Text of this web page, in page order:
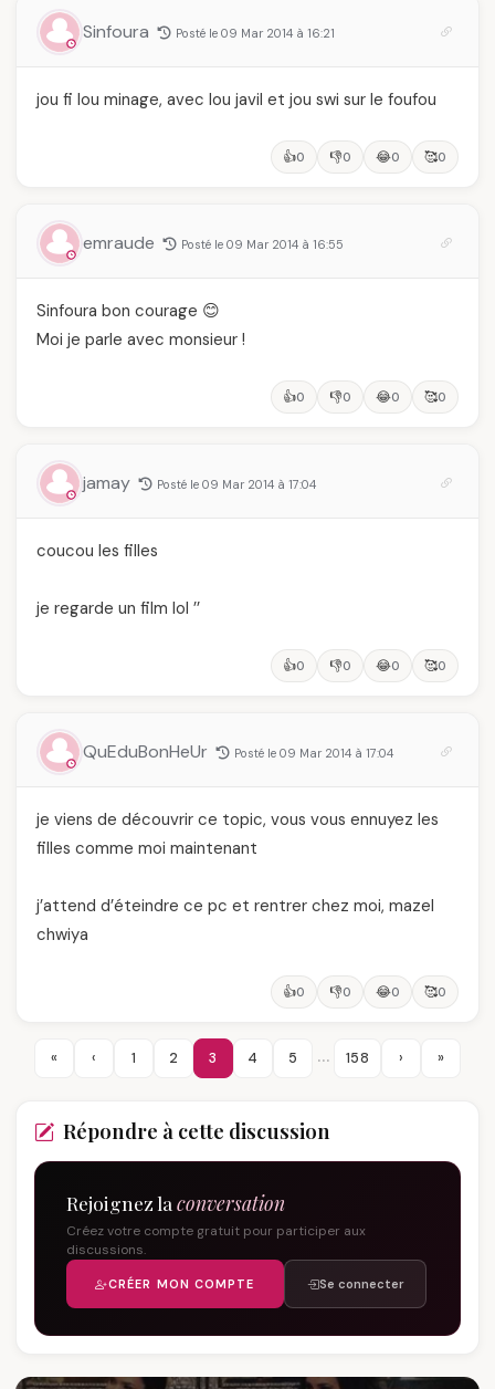
Sinfoura Posté le 09 Mar 2014 à 16:21
jou fi lou minage, avec lou javil et jou swi sur le foufou
👍0 👎0 😂0 🥰0
emraude Posté le 09 Mar 2014 à 16:55
Sinfoura bon courage 😊
Moi je parle avec monsieur !
👍0 👎0 😂0 🥰0
jamay Posté le 09 Mar 2014 à 17:04
coucou les filles
je regarde un film lol ’’
👍0 👎0 😂0 🥰0
QuEduBonHeUr Posté le 09 Mar 2014 à 17:04
je viens de découvrir ce topic, vous vous ennuyez les
filles comme moi maintenant
j’attend d’éteindre ce pc et rentrer chez moi, mazel
chwiya
👍0 👎0 😂0 🥰0
« ‹ 1 2 3 4 5 … 158 › »
Répondre à cette discussion
Rejoignez la conversation
Créez votre compte gratuit pour participer aux
discussions.
CRÉER MON COMPTE Se connecter